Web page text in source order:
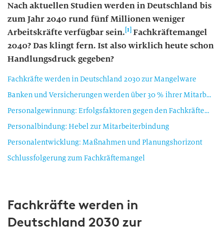
Nach aktuellen Studien werden in Deutschland bis
zum Jahr 2040 rund fünf Millionen weniger
Arbeitskräfte verfügbar sein. [1] Fachkräftemangel
2040? Das klingt fern. Ist also wirklich heute schon
Handlungsdruck gegeben?
Fachkräfte werden in Deutschland 2030 zur Mangelware
Banken und Versicherungen werden über 30 % ihrer Mitarbeitenden verlieren
Personalgewinnung: Erfolgsfaktoren gegen den Fachkräftemangel
Personalbindung: Hebel zur Mitarbeiterbindung
Personalentwicklung: Maßnahmen und Planungshorizont
Schlussfolgerung zum Fachkräftemangel
Fachkräfte werden in
Deutschland 2030 zur